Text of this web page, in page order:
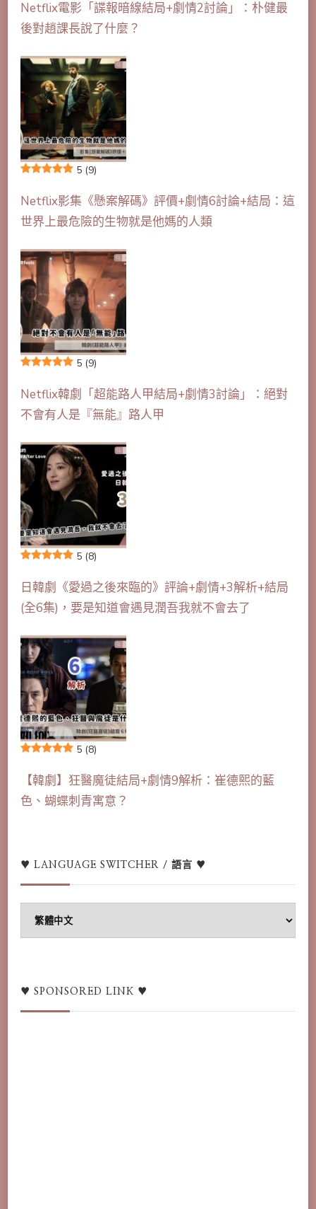
Netflix電影「諜報暗線結局+劇情2討論」：朴健最
後對趙課長說了什麼？
5 (9)
Netflix影集《懸案解碼》評價+劇情6討論+結局：這
世界上最危險的生物就是他媽的人類
5 (9)
Netflix韓劇「超能路人甲結局+劇情3討論」：絕對
不會有人是『無能』路人甲
5 (8)
日韓劇《愛過之後來臨的》評論+劇情+3解析+結局
(全6集)，要是知道會遇見潤吾我就不會去了
5 (8)
【韓劇】狂醫魔徒結局+劇情9解析：崔德熙的藍
色、蝴蝶刺青寓意？
♥ LANGUAGE SWITCHER / 語言 ♥
語
言
♥ SPONSORED LINK ♥